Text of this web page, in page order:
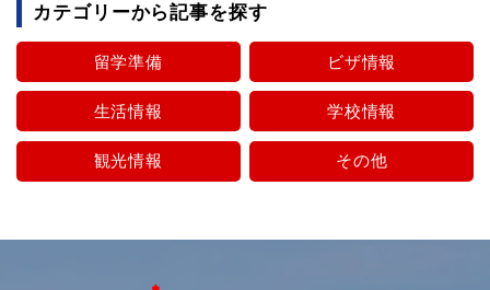
カテゴリーから記事を探す
留学準備 ビザ情報
生活情報 学校情報
観光情報 その他